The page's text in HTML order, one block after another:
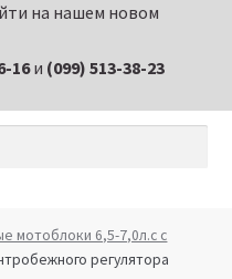
и
на нашем новом
16и (099) 513-38-23
мотоблоки 6,5-7,0л.с с
регулятора